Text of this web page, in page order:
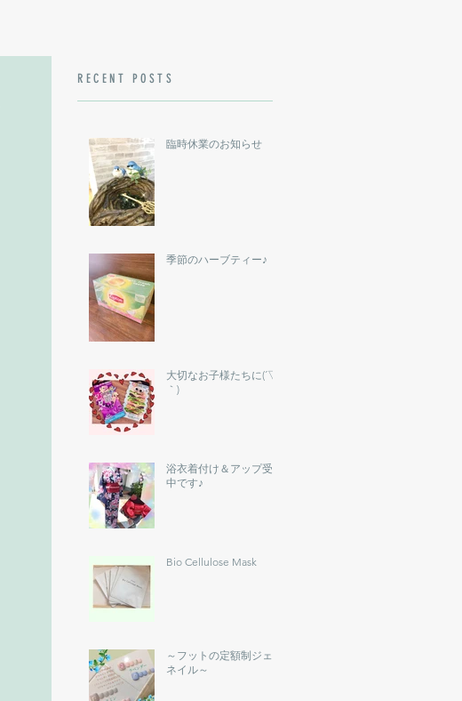
RECENT POSTS
臨時休業のお知らせ
季節のハーブティー♪
大切なお子様たちに(´▽
｀)
浴衣着付け＆アップ受付
中です♪
Bio Cellulose Mask
～フットの定額制ジェル
ネイル～